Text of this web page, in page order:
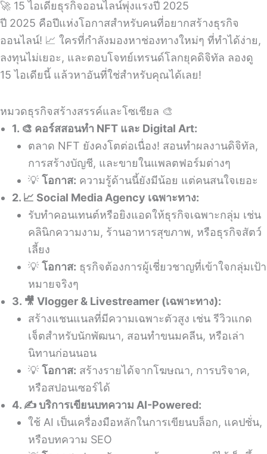
🚀 15 ไอเดียธุรกิจออนไลน์พุ่งแรงปี 2025
ปี 2025 คือปีแห่งโอกาสสำหรับคนที่อยากสร้างธุรกิจ
ออนไลน์! 📈 ใครที่กำลังมองหาช่องทางใหม่ๆ ที่ทำได้ง่าย,
ลงทุนไม่เยอะ, และตอบโจทย์เทรนด์โลกยุคดิจิทัล ลองดู
15 ไอเดียนี้ แล้วหาอันที่ใช่สำหรับคุณได้เลย!
หมวดธุรกิจสร้างสรรค์และโซเชียล 🎨
1. 🎨 คอร์สสอนทำ NFT และ Digital Art:
ตลาด NFT ยังคงโตต่อเนื่อง! สอนทำผลงานดิจิทัล,
การสร้างบัญชี, และขายในแพลตฟอร์มต่างๆ
💡 โอกาส: ความรู้ด้านนี้ยังมีน้อย แต่คนสนใจเยอะ
2. 📈 Social Media Agency เฉพาะทาง:
รับทำคอนเทนต์หรือยิงแอดให้ธุรกิจเฉพาะกลุ่ม เช่น
คลินิกความงาม, ร้านอาหารสุขภาพ, หรือธุรกิจสัตว์
เลี้ยง
💡 โอกาส: ธุรกิจต้องการผู้เชี่ยวชาญที่เข้าใจกลุ่มเป้า
หมายจริงๆ
3. 🎥 Vlogger & Livestreamer (เฉพาะทาง):
สร้างแชนแนลที่มีความเฉพาะตัวสูง เช่น รีวิวแกด
เจ็ตสำหรับนักพัฒนา, สอนทำขนมคลีน, หรือเล่า
นิทานก่อนนอน
💡 โอกาส: สร้างรายได้จากโฆษณา, การบริจาค,
หรือสปอนเซอร์ได้
4. ✍️ บริการเขียนบทความ AI-Powered:
ใช้ AI เป็นเครื่องมือหลักในการเขียนบล็อก, แคปชั่น,
หรือบทความ SEO